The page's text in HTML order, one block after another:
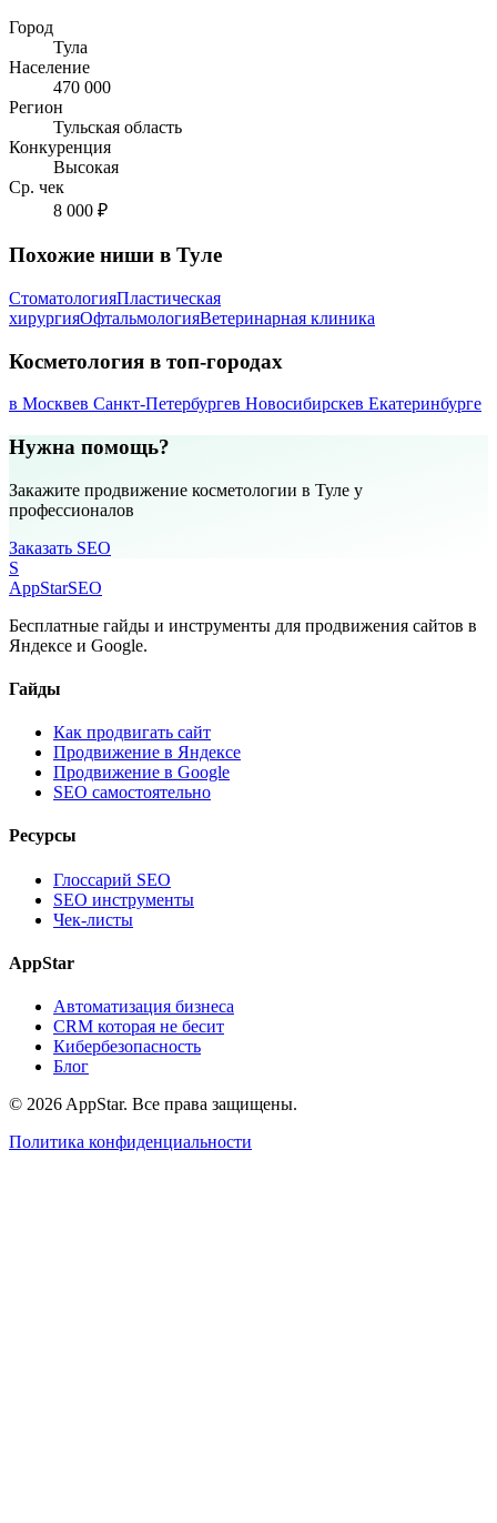
Город
Тула
Население
470 000
Регион
Тульская область
Конкуренция
Высокая
Ср. чек
8 000 ₽
Похожие ниши в Туле
СтоматологияПластическая
хирургияОфтальмологияВетеринарная клиника
Косметология в топ-городах
в Москвев Санкт-Петербургев Новосибирскев Екатеринбурге
Нужна помощь?
Закажите продвижение косметологии в Туле у
профессионалов
Заказать SEO
S
AppStarSEO
Бесплатные гайды и инструменты для продвижения сайтов в
Яндексе и Google.
Гайды
Как продвигать сайт
Продвижение в Яндексе
Продвижение в Google
SEO самостоятельно
Ресурсы
Глоссарий SEO
SEO инструменты
Чек-листы
AppStar
Автоматизация бизнеса
CRM которая не бесит
Кибербезопасность
Блог
© 2026 AppStar. Все права защищены.
Политика конфиденциальности